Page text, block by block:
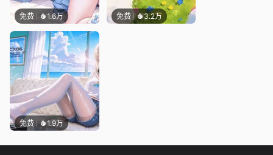
免费 1.6万 免费 3.2万
免费 1.9万